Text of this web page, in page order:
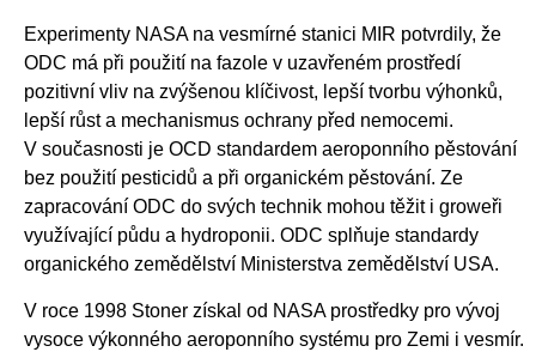
Experimenty NASA na vesmírné stanici MIR potvrdily, že
ODC má při použití na fazole v uzavřeném prostředí
pozitivní vliv na zvýšenou klíčivost, lepší tvorbu výhonků,
lepší růst a mechanismus ochrany před nemocemi.
V současnosti je OCD standardem aeroponního pěstování
bez použití pesticidů a při organickém pěstování. Ze
zapracování ODC do svých technik mohou těžit i groweři
využívající půdu a hydroponii. ODC splňuje standardy
organického zemědělství Ministerstva zemědělství USA.
V roce 1998 Stoner získal od NASA prostředky pro vývoj
vysoce výkonného aeroponního systému pro Zemi i vesmír.